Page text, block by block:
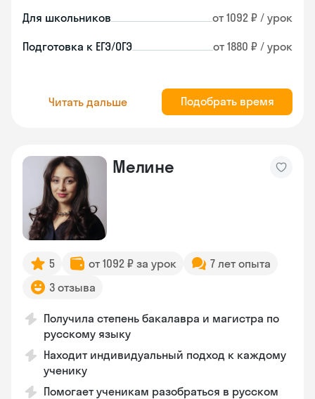
Для школьников от 1092 ₽ / урок
Подготовка к ЕГЭ/ОГЭ от 1880 ₽ / урок
Читать дальше Подобрать время
Мелине
5 от 1092 ₽ за урок
7 лет опыта
3 отзыва
Получила степень бакалавра и магистра по
русскому языку
Находит индивидуальный подход к каждому
ученику
Помогает ученикам разобраться в русском